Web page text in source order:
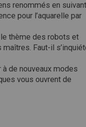
renommés en suivant
pour l’aquarelle par
thème des robots et
Faut-il
de nouveaux modes
vous ouvrent de